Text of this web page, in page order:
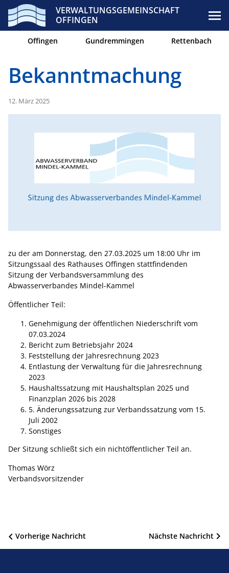
VERWALTUNGSGEMEINSCHAFT
OFFINGEN
Offingen Gundremmingen Rettenbach
Bekanntmachung
12. März 2025
zu der am Donnerstag, den 27.03.2025 um 18:00 Uhr im
Sitzungssaal des Rathauses Offingen stattfindenden
Sitzung der Verbandsversammlung des
Abwasserverbandes Mindel-Kammel
Öffentlicher Teil:
Genehmigung der öffentlichen Niederschrift vom
07.03.2024
Bericht zum Betriebsjahr 2024
Feststellung der Jahresrechnung 2023
Entlastung der Verwaltung für die Jahresrechnung
2023
Haushaltssatzung mit Haushaltsplan 2025 und
Finanzplan 2026 bis 2028
5. Änderungssatzung zur Verbandssatzung vom 15.
Juli 2002
Sonstiges
Der Sitzung schließt sich ein nichtöffentlicher Teil an.
Thomas Wörz
Verbandsvorsitzender
Beitragsnavigation Nächste Nachricht
Vorherige Nachricht